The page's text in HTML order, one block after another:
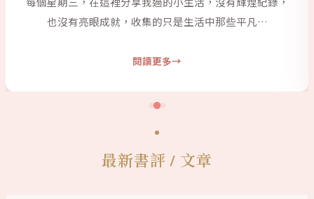
也沒有亮眼成就，收集的只是生活中那些平凡…
閱讀更多
最新書評 / 文章